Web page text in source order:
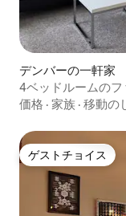
デンバーの一軒家
4ベッドルームのフ
デンバー中心部
価格 · 家族 · 移動の
ゲストチョイス
ゲストチョイス